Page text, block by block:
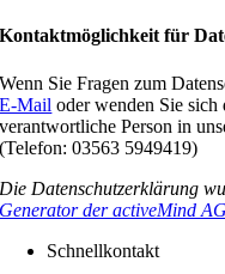
Kontaktmöglichkeit für
Wenn Sie Fragen zum
E-Mail oder wenden Sie
verantwortliche Person in
(Telefon: 03563 5949419)
Die Datenschutzerklärung
Generator der activeMind
Schnellkontakt